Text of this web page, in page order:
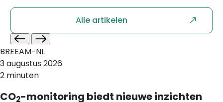
Alle artikelen
BREEAM-NL
3 augustus 2026
2 minuten
CO2-monitoring biedt nieuwe inzichten